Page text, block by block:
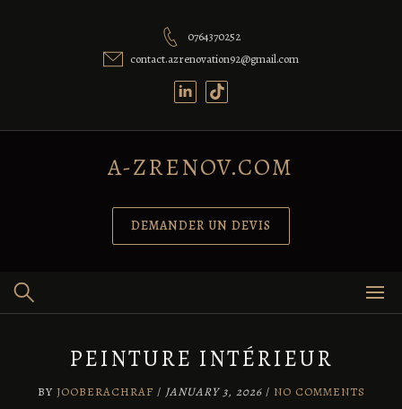
0764370252
contact.azrenovation92@gmail.com
A-ZRENOV.COM
DEMANDER UN DEVIS
PEINTURE INTÉRIEUR
BY JOOBERACHRAF / JANUARY 3, 2026/ NO COMMENTS